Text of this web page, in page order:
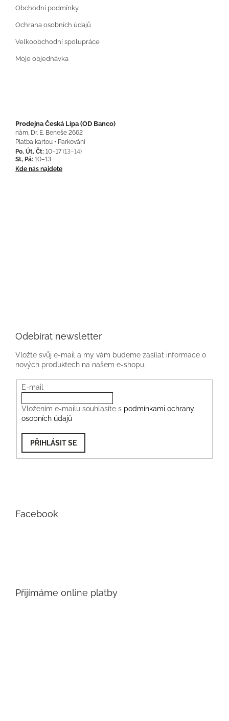
Obchodní podmínky
Ochrana osobních údajů
Velkoobchodní spolupráce
Moje objednávka
Prodejna Česká Lípa (OD Banco)
nám. Dr. E. Beneše 2662
Platba kartou • Parkování
Po, Út, Čt: 10–17 (13–14)
St, Pá: 10–13
Kde nás najdete
Odebírat newsletter
Vložte svůj e-mail a my vám budeme zasílat informace o
nových produktech na našem e-shopu.
E-mail
Vložením e-mailu souhlasíte s podmínkami ochrany
osobních údajů
PŘIHLÁSIT SE
Facebook
Přijímáme online platby